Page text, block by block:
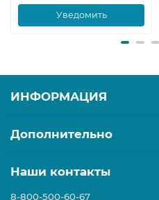
Уведомить
ИНФОРМАЦИЯ
Дополнительно
Наши контакты
8-800-500-60-67